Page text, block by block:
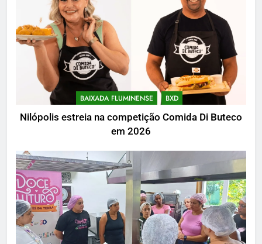
BAIXADA FLUMINENSE BXD
Nilópolis estreia na competição Comida Di Buteco
em 2026